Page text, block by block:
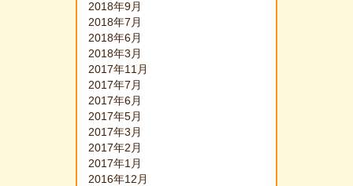
2018年9月
2018年7月
2018年6月
2018年3月
2017年11月
2017年7月
2017年6月
2017年5月
2017年3月
2017年2月
2017年1月
2016年12月